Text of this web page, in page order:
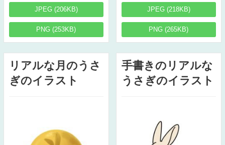
JPEG (206KB)
PNG (253KB)
JPEG (218KB)
PNG (265KB)
リアルな月のうさ
ぎのイラスト
手書きのリアルな
うさぎのイラスト